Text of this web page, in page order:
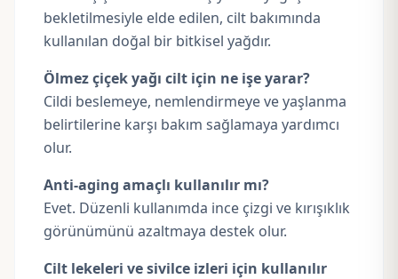
bekletilmesiyle elde edilen, cilt bakımında
kullanılan doğal bir bitkisel yağdır.
Ölmez çiçek yağı cilt için ne işe yarar?
Cildi beslemeye, nemlendirmeye ve yaşlanma
belirtilerine karşı bakım sağlamaya yardımcı
olur.
Anti-aging amaçlı kullanılır mı?
Evet. Düzenli kullanımda ince çizgi ve kırışıklık
görünümünü azaltmaya destek olur.
Cilt lekeleri ve sivilce izleri için kullanılır